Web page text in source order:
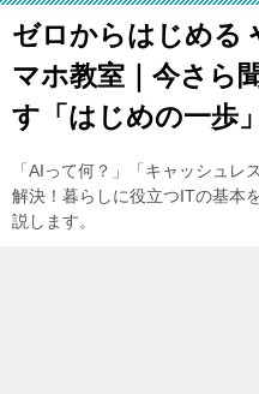
ゼロからはじめる
マホ教室｜今さら
す「はじめの一歩」
「AIって何？」「キャッシュ
解決！暮らしに役立つITの基本
説します。